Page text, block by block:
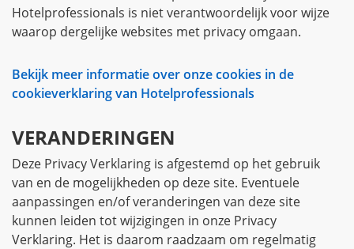
Hotelprofessionals is niet verantwoordelijk voor wijze
waarop dergelijke websites met privacy omgaan.
Bekijk meer informatie over onze cookies in de
cookieverklaring van Hotelprofessionals
VERANDERINGEN
Deze Privacy Verklaring is afgestemd op het gebruik
van en de mogelijkheden op deze site. Eventuele
aanpassingen en/of veranderingen van deze site
kunnen leiden tot wijzigingen in onze Privacy
Verklaring. Het is daarom raadzaam om regelmatig